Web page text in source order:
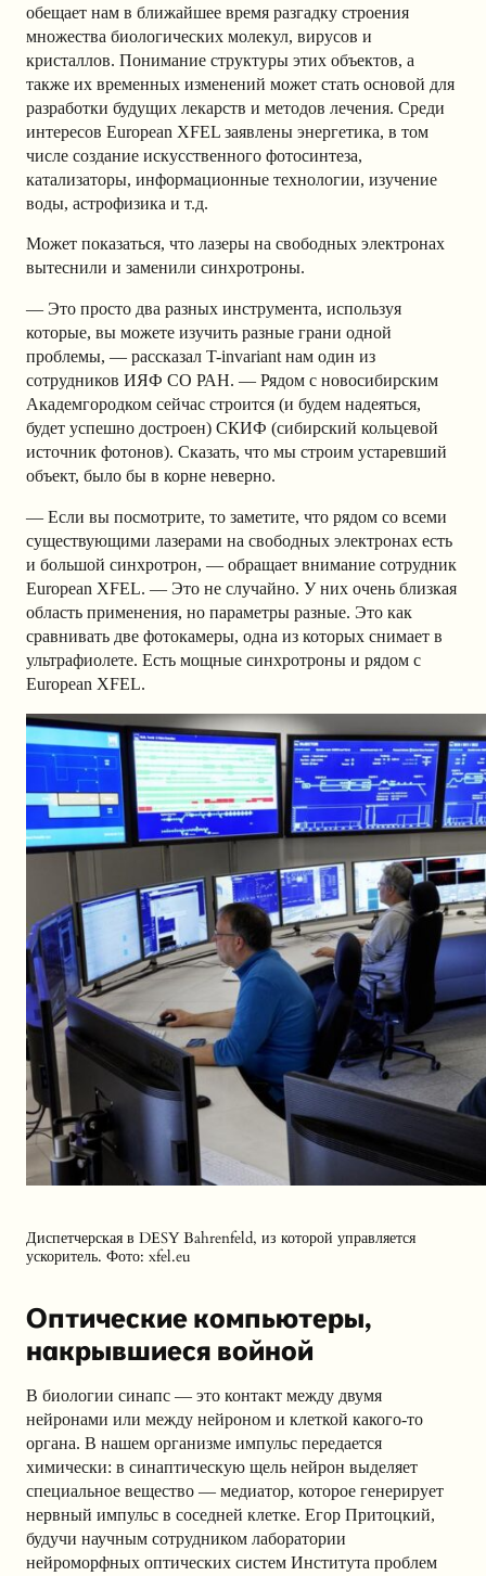
обещает нам в ближайшее время разгадку строения
множества биологических молекул, вирусов и
кристаллов. Понимание структуры этих объектов, а
также их временных изменений может стать основой для
разработки будущих лекарств и методов лечения. Среди
интересов European XFEL заявлены энергетика, в том
числе создание искусственного фотосинтеза,
катализаторы, информационные технологии, изучение
воды, астрофизика и т.д.
Может показаться, что лазеры на свободных электронах
вытеснили и заменили синхротроны.
— Это просто два разных инструмента, используя
которые, вы можете изучить разные грани одной
проблемы, — рассказал T-invariant нам один из
сотрудников ИЯФ СО РАН. — Рядом с новосибирским
Академгородком сейчас строится (и будем надеяться,
будет успешно достроен) СКИФ (сибирский кольцевой
источник фотонов). Сказать, что мы строим устаревший
объект, было бы в корне неверно.
— Если вы посмотрите, то заметите, что рядом со всеми
существующими лазерами на свободных электронах есть
и большой синхротрон, — обращает внимание сотрудник
European XFEL. — Это не случайно. У них очень близкая
область применения, но параметры разные. Это как
сравнивать две фотокамеры, одна из которых снимает в
ультрафиолете. Есть мощные синхротроны и рядом с
European XFEL.
Диспетчерская в DESY Bahrenfeld, из которой управляется
ускоритель. Фото: xfel.eu
Оптические компьютеры,
накрывшиеся войной
В биологии синапс — это контакт между двумя
нейронами или между нейроном и клеткой какого-то
органа. В нашем организме импульс передается
химически: в синаптическую щель нейрон выделяет
специальное вещество — медиатор, которое генерирует
нервный импульс в соседней клетке. Егор Притоцкий,
будучи научным сотрудником лаборатории
нейроморфных оптических систем Института проблем